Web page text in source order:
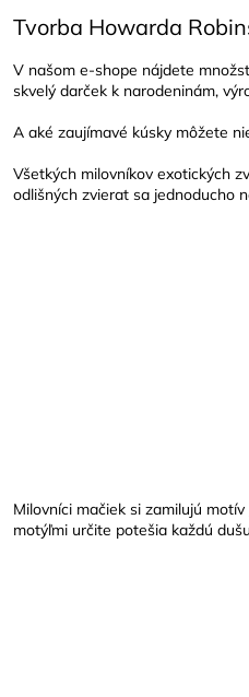
Tvorba Howarda
V našom e-shope nájdete
skvelý darček k narodeninám,
A aké zaujímavé kúsky môžete
Všetkých milovníkov exotických
odlišných zvierat sa jednoducho
Milovníci mačiek si zamilujú motív
motýľmi určite potešia každú